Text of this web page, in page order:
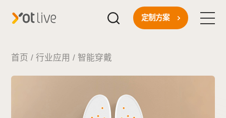
首页
定制方案
首页 / 行业应用 / 智能穿戴